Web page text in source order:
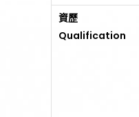
資歷
Qualification